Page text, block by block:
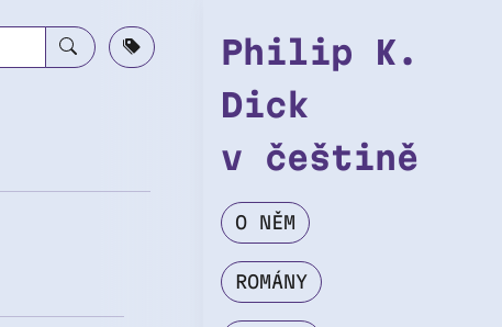
Philip K.
Dick
v češtině
O NĚM
ROMÁNY